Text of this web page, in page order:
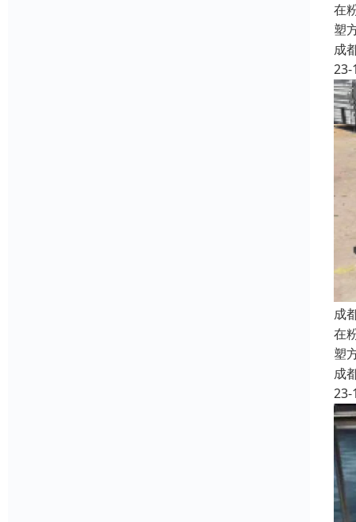
在
塑
成
23-
成
在
塑
成
23-